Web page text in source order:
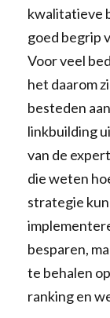
kwalitatieve
goed begrip
Voor veel
het daarom
besteden
linkbuilding
van de
die weten
strategie
besparen,
te behalen
ranking en